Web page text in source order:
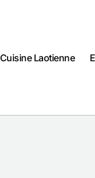
Cuisine Laotienne